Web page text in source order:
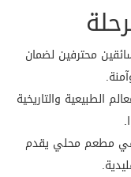
محترفين لضمان
الطبيعية والتاريخية
في مطعم محلي يقدم